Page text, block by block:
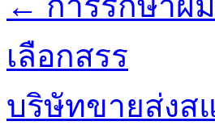
เลือกสรร
บริษัทขายส่งส